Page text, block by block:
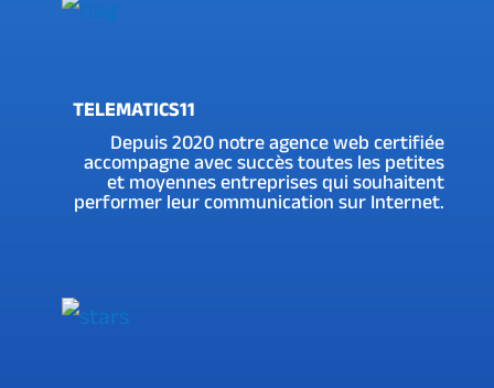
TELEMATICS11
Depuis 2020 notre agence web certifiée
accompagne avec succès toutes les petites
et moyennes entreprises qui souhaitent
performer leur communication sur Internet.